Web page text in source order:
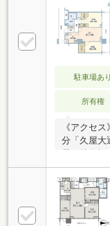
「タチヤ
べて徒歩1
す。多忙
年6月「
入る明る
望みます
用可。
駐車場あり
所有権
《アクセ
分「久屋大
「ザ・ラン
TOWER」
採光・眺
72.38㎡・
トがついて